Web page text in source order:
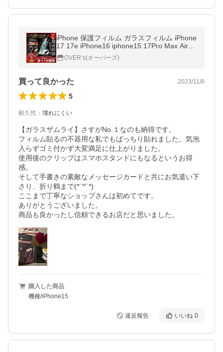
iPhone 保護フィルム ガラスフィルム iPhone
17 17e iPhone16 iphone15 17Pro Max Air 1
6e 14 SE 13 pro Max plus 11 12 mini SE3 1
0Hガラスザムライ アイフォン
OVER’s(オーバーズ)
買って良かった 2023/11/8
5
耐久性 ： 壊れにくい
【ガラスザムライ】さすがNo.１なのも納得です。
フィルム貼るの不器用な私でもばっちり貼れました。気泡
入らずゴミ付かず大変満足に仕上がりました。
使用後のクリップはスマホスタンドにもなるというお得
感。
そして手書きの素敵なメッセージカードと共にお気遣い下
さり、折り鶴まで(*´꒳`*)
ここまで丁寧なショップさんは初めてです。
ありがとうございました。
商品も良かったし信頼できるお店だと思いました。
購入した商品
機種/iPhone15
違反報告 いいね 0